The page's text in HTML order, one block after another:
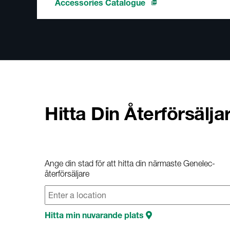
Accessories Catalogue
Hitta Din
Ange din stad för att hitta din närmaste Genelec-
återförsäljare
Hitta min nuvarande plats